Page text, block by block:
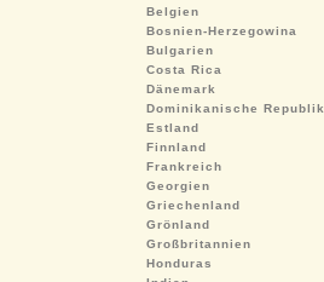
Belgien
Bosnien-Herzegowina
Bulgarien
Costa Rica
Dänemark
Dominikanische Republik
Estland
Finnland
Frankreich
Georgien
Griechenland
Grönland
Großbritannien
Honduras